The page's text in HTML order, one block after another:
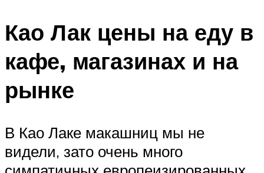
Као Лак цены на еду в
кафе, магазинах и на
рынке
В Као Лаке макашниц мы не
видели, зато очень много